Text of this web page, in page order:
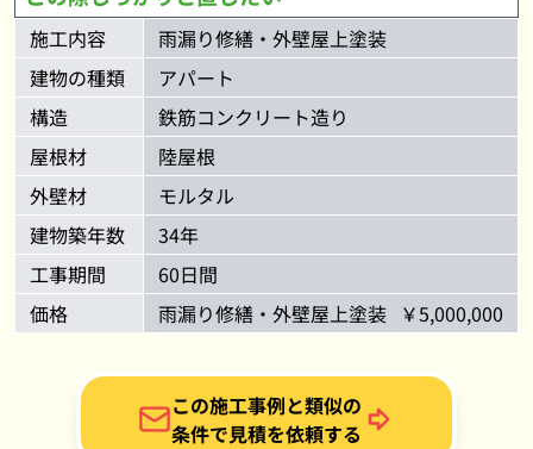
施工内容
雨漏り修繕・外壁屋上塗装
建物の種類
アパート
構造
鉄筋コンクリート造り
屋根材
陸屋根
外壁材
モルタル
建物築年数
34年
工事期間
60日間
価格
雨漏り修繕・外壁屋上塗装 ￥5,000,000
この施工事例と類似の
条件で見積を依頼する